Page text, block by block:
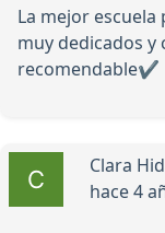
La mejor
muy dedicados y
recomendable✔️
Clara
hace 4